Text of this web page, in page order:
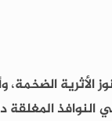
الأثرية
المغلقة